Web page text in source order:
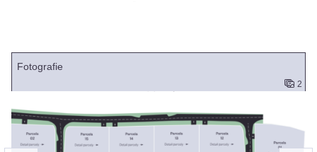
Fotografie
2